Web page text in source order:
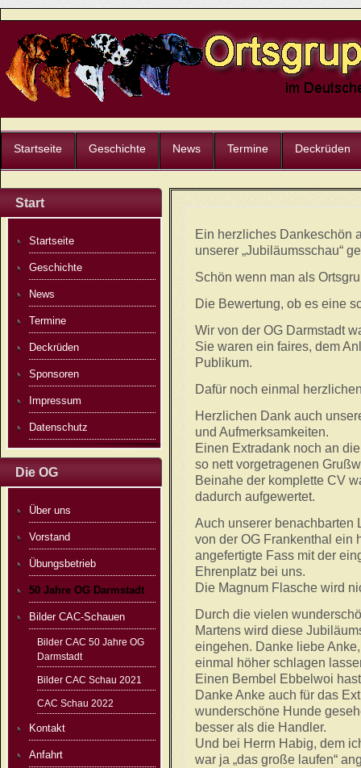
Startseite Geschichte News Termine Deckrüden
Start
Startseite
Geschichte
News
Termine
Deckrüden
Sponsoren
Impressum
Datenschutz
Die OG
Über uns
Vorstand
Übungsbetrieb
50 Jahre OG Darmstadt
Bilder CAC-Schauen
Bilder CAC 50 Jahre OG
Darmstadt
Bilder CAC Schau 2021
CAC Schau 2022
Kontakt
Anfahrt
Ein herzliches Dankeschön
unserer „Jubiläumsschau“
Schön wenn man als
Die Bewertung, ob es eine
Wir von der OG Darmstadt
Sie waren ein faires, dem
Publikum.
Dafür noch einmal
Herzlichen Dank auch
und Aufmerksamkeiten.
Einen Extradank noch an
so nett vorgetragenen
Beinahe der komplette CV
dadurch aufgewertet.
Auch unserer benachbarten
von der OG Frankenthal ein
angefertigte Fass mit der
Ehrenplatz bei uns.
Die Magnum Flasche wird
Durch die vielen
Martens wird diese
eingehen. Danke liebe
einmal höher schlagen
Einen Bembel Ebbelwoi
Danke Anke auch für das
wunderschöne Hunde
besser als die Handler.
Und bei Herrn Habig, dem
war ja „das große laufen“